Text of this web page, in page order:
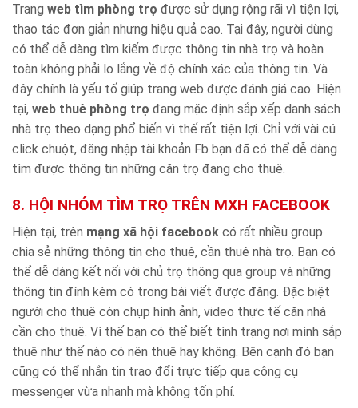
Trang web tìm phòng trọ được sử dụng rộng rãi vì tiện lợi,
thao tác đơn giản nhưng hiệu quả cao. Tại đây, người dùng
có thể dễ dàng tìm kiếm được thông tin nhà trọ và hoàn
toàn không phải lo lắng về độ chính xác của thông tin. Và
đây chính là yếu tố giúp trang web được đánh giá cao. Hiện
tại, web thuê phòng trọ đang mặc định sắp xếp danh sách
nhà trọ theo dạng phổ biến vì thế rất tiện lợi. Chỉ với vài cú
click chuột, đăng nhập tài khoản Fb bạn đã có thể dễ dàng
tìm được thông tin những căn trọ đang cho thuê.
8. HỘI NHÓM TÌM TRỌ TRÊN MXH FACEBOOK
Hiện tại, trên mạng xã hội facebook có rất nhiều group
chia sẻ những thông tin cho thuê, cần thuê nhà trọ. Bạn có
thể dễ dàng kết nối với chủ trọ thông qua group và những
thông tin đính kèm có trong bài viết được đăng. Đặc biệt
người cho thuê còn chụp hình ảnh, video thực tế căn nhà
cần cho thuê. Vì thế bạn có thể biết tình trạng nơi mình sắp
thuê như thế nào có nên thuê hay không. Bên cạnh đó bạn
cũng có thể nhắn tin trao đổi trực tiếp qua công cụ
messenger vừa nhanh mà không tốn phí.